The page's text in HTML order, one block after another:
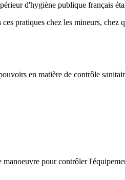
d'hygiène publique français
pratiques chez les mineurs, chez
en matière de contrôle
manoeuvre pour contrôler